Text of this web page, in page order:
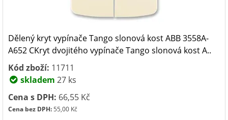
Dělený kryt vypínače Tango slonová kost ABB 3558A-
A652 CKryt dvojitého vypínače Tango slonová kost A..
Kód zboží: 11711
skladem 27 ks
Cena s DPH: 66,55 Kč
Cena bez DPH:55,00 Kč